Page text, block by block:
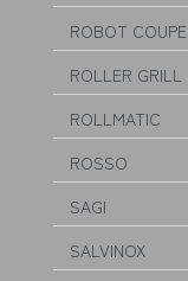
ROBOT COUPE
ROLLER GRILL
ROLLMATIC
ROSSO
SAGI
SALVINOX